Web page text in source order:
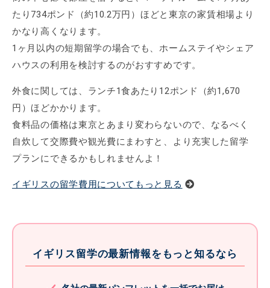
たり734ポンド（約10.2万円）ほどと東京の家賃相場より
かなり高くなります。
1ヶ月以内の短期留学の場合でも、ホームステイやシェア
ハウスの利用を検討するのがおすすめです。
外食に関しては、ランチ1食あたり12ポンド（約1,670
円）ほどかかります。
食料品の価格は東京とあまり変わらないので、なるべく
自炊して交際費や観光費にまわすと、より充実した留学
プランにできるかもしれませんよ！
イギリスの留学費用についてもっと見る
イギリス留学の最新情報をもっと知るなら